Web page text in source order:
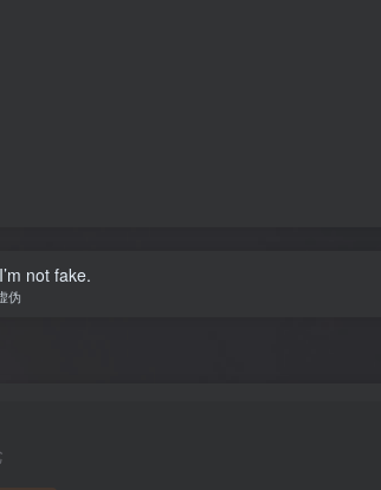
not fake.
伪